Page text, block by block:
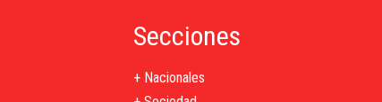
Secciones
+ Nacionales